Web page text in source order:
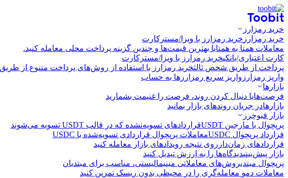
خرید رمزارز
خرید رمزارز خرید رمزارز با ویزا/مسترکارت
معاملات همتا به همتابا بهترین قیمت‌ها و چندین گزینه پرداخت محلی معامله کنید.
کارت اعتباری/بانکیخرید رمزارز با ویزا/مسترکارت
پرداخت از طریق شخص ثالثخرید رمزارز با استفاده از روش‌های پرداخت متنوع از
واریز رمزارز واریز سریع رمزارزها به حساب
بازارها
فرصت‌هابا دنبال کردن روند، فرصت را غنیمت بشمارید
بازارهادر جریان روندهای بازار بمانید
بازار فیوچرز
پرپچوال با مارجین USDT
قراردادهای تسویه‌نشده که در قالب USDT تسویه می‌شوند
قرارداد پرپچوال USDC
معاملات پرپچوال قراردادی تسویه‌شده با USDC
قراردادهای زمان‌دار روی نتیجه رویدادهای بازار معامله کنید
بازار پیش‌بینیدیدگاه‌ها را به ارزش تبدیل کنید
پرپچوال مبتدیروش‌های معاملاتی مینیمالیستی، مناسب برای مبتدیان
معاملات دمو معامله‌گری را در محیطی بدون ریسک تمرین کنید